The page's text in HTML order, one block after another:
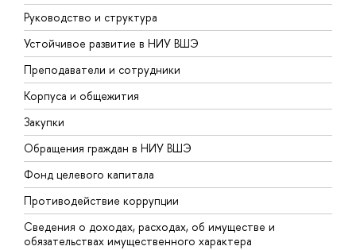
Руководство и структура
Устойчивое развитие в НИУ ВШЭ
Преподаватели и сотрудники
Корпуса и общежития
Закупки
Обращения граждан в НИУ ВШЭ
Фонд целевого капитала
Противодействие коррупции
Сведения о доходах, расходах, об имуществе и
обязательствах имущественного характера